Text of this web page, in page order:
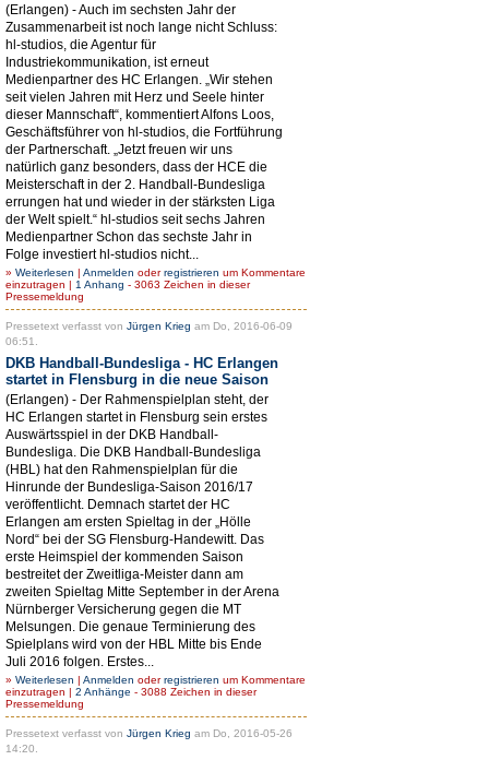
(Erlangen) - Auch im sechsten Jahr der
Zusammenarbeit ist noch lange nicht Schluss:
hl-studios, die Agentur für
Industriekommunikation, ist erneut
Medienpartner des HC Erlangen. „Wir stehen
seit vielen Jahren mit Herz und Seele hinter
dieser Mannschaft“, kommentiert Alfons Loos,
Geschäftsführer von hl-studios, die Fortführung
der Partnerschaft. „Jetzt freuen wir uns
natürlich ganz besonders, dass der HCE die
Meisterschaft in der 2. Handball-Bundesliga
errungen hat und wieder in der stärksten Liga
der Welt spielt.“ hl-studios seit sechs Jahren
Medienpartner Schon das sechste Jahr in
Folge investiert hl-studios nicht...
» Weiterlesen | Anmelden oderregistrieren um Kommentare
einzutragen | 1 Anhang - 3063 Zeichen in dieser
Pressemeldung
Pressetext verfasst von Jürgen Krieg am Do, 2016-06-09
06:51.
DKB Handball-Bundesliga - HC Erlangen
startet in Flensburg in die neue Saison
(Erlangen) - Der Rahmenspielplan steht, der
HC Erlangen startet in Flensburg sein erstes
Auswärtsspiel in der DKB Handball-
Bundesliga. Die DKB Handball-Bundesliga
(HBL) hat den Rahmenspielplan für die
Hinrunde der Bundesliga-Saison 2016/17
veröffentlicht. Demnach startet der HC
Erlangen am ersten Spieltag in der „Hölle
Nord“ bei der SG Flensburg-Handewitt. Das
erste Heimspiel der kommenden Saison
bestreitet der Zweitliga-Meister dann am
zweiten Spieltag Mitte September in der Arena
Nürnberger Versicherung gegen die MT
Melsungen. Die genaue Terminierung des
Spielplans wird von der HBL Mitte bis Ende
Juli 2016 folgen. Erstes...
» Weiterlesen | Anmelden oderregistrieren um Kommentare
einzutragen | 2 Anhänge - 3088 Zeichen in dieser
Pressemeldung
Pressetext verfasst von Jürgen Krieg am Do, 2016-05-26
14:20.